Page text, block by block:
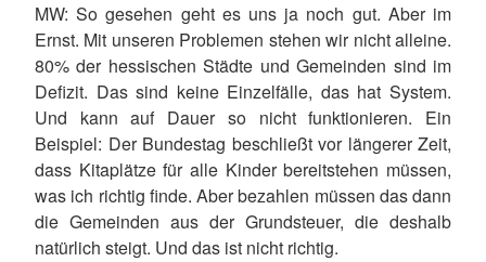
MW: So gesehen geht es uns ja noch gut. Aber im
Ernst. Mit unseren Problemen stehen wir nicht alleine.
80% der hessischen Städte und Gemeinden sind im
Defizit. Das sind keine Einzelfälle, das hat System.
Und kann auf Dauer so nicht funktionieren. Ein
Beispiel: Der Bundestag beschließt vor längerer Zeit,
dass Kitaplätze für alle Kinder bereitstehen müssen,
was ich richtig finde. Aber bezahlen müssen das dann
die Gemeinden aus der Grundsteuer, die deshalb
natürlich steigt. Und das ist nicht richtig.